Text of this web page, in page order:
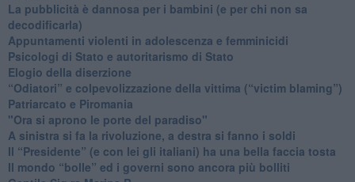
​La pubblicità è dannosa per i bambini (e per chi non sa
decodificarla)
​Appuntamenti violenti in adolescenza e femminicidi
​Psicologi di Stato e autoritarismo di Stato
Elogio della diserzione
“Odiatori” e colpevolizzazione della vittima (“victim blaming”)
​Patriarcato e Piromania
"Ora si aprono le porte del paradiso"
​A sinistra si fa la rivoluzione, a destra si fanno i soldi
​Il “Presidente” (e con lei gli italiani) ha una bella faccia tosta
​Il mondo “bolle” ed i governi sono ancora più bolliti